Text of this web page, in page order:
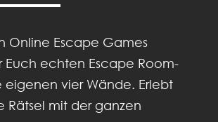
Online Escape Games
Euch echten Escape Room-
eigenen vier Wände. Erlebt
Rätsel mit der ganzen